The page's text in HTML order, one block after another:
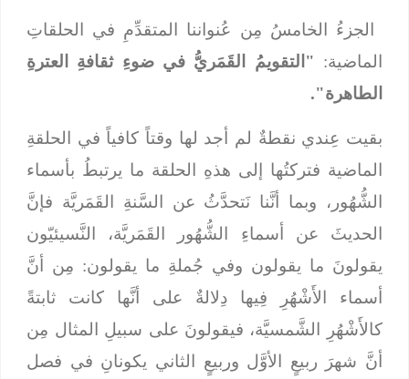
الجزءُ الخامسُ مِن عُنواننا المتقدِّمِ في الحلقاتِ
الماضية: "التقويمُ القَمَريُّ في ضوءِ ثقافةِ العترةِ
الطاهرة".
بقيت عِندي نقطةٌ لم أجد لها وقتاً كافياً في الحلقةِ
الماضية فتركتُها إلى هذهِ الحلقة ما يرتبطُ بأسماء
الشُّهُور، وبما أنَّنا نَتحدَّثُ عن السَّنةِ القَمَريَّة فإنَّ
الحديثَ عن أسماءِ الشُّهُور القَمَريَّة، النَّسيئيّون
يقولونَ ما يقولون وفي جُملةِ ما يقولون: مِن أنَّ
أسماء الأَشْهُرِ فِيها دِلالةٌ على أنَّها كانت ثابتةً
كالأَشْهُرِ الشَّمسيَّة، فيقولونَ على سبيلِ المثال مِن
أنَّ شهرَ ربيعٍ الأوَّل وربيعٍ الثاني يكونانِ في فصل